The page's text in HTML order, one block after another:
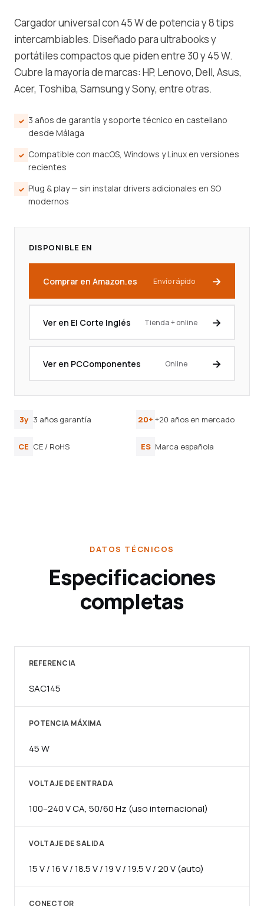
Cargador universal con 45 W de potencia y 8 tips
intercambiables. Diseñado para ultrabooks y
portátiles compactos que piden entre 30 y 45 W.
Cubre la mayoría de marcas: HP, Lenovo, Dell, Asus,
Acer, Toshiba, Samsung y Sony, entre otras.
3 años de garantía y soporte técnico en castellano
desde Málaga
Compatible con macOS, Windows y Linux en versiones
recientes
Plug & play — sin instalar drivers adicionales en SO
modernos
DISPONIBLE EN
Comprar en Amazon.es Envío rápido
Ver en El Corte Inglés Tienda + online
Ver en PCComponentes Online
3y 3 años garantía 20+ +20 años en mercado
CE CE / RoHS ES Marca española
DATOS TÉCNICOS
Especificaciones
completas
REFERENCIA
SAC145
POTENCIA MÁXIMA
45 W
VOLTAJE DE ENTRADA
100–240 V CA, 50/60 Hz (uso internacional)
VOLTAJE DE SALIDA
15 V / 16 V / 18.5 V / 19 V / 19.5 V / 20 V (auto)
CONECTOR